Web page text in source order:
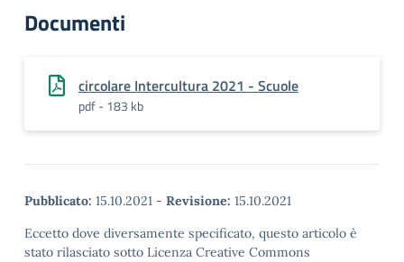
Documenti
circolare Intercultura 2021 - Scuole
pdf - 183 kb
Pubblicato: 15.10.2021 - Revisione: 15.10.2021
Eccetto dove diversamente specificato, questo articolo è
stato rilasciato sotto Licenza Creative Commons